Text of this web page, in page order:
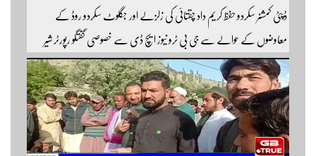
ڈپٹی کمشنر سکردو حفظ کریم داد چقتائی کی زلزلے اور جگلوٹ سکردو روڈ کے
معاوضوں کے حوالے سے جی بی ٹرو نیوز ایچ ڈی سے خصوصی گفتگو رپورٹر شیر
افضل روندو